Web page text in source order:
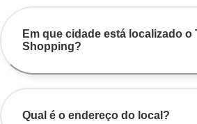
Em que cidade está localizado o
Shopping?
Qual é o endereço do local?